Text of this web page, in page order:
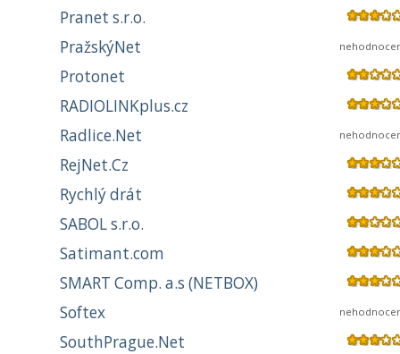
Pranet s.r.o.
PražskýNet
Protonet
RADIOLINKplus.cz
Radlice.Net
RejNet.Cz
Rychlý drát
SABOL s.r.o.
Satimant.com
SMART Comp. a.s (NETBOX)
Softex
SouthPrague.Net